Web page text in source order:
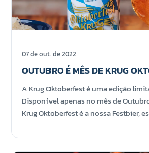
07 de out. de 2022
OUTUBRO É MÊS DE KRUG
A Krug Oktoberfest é uma edição
Disponível apenas no mês de
Krug Oktoberfest é a nossa Festbier,